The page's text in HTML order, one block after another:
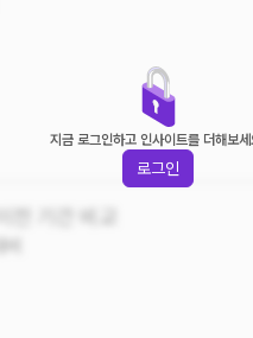
이전 기간 비교
지금 로그인하고 인사이트를 더해보
로그인